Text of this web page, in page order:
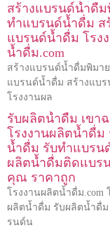
สร้างแบรนด์น้ำดื่
ทำแบรนด์น้ำดื่ม ส
แบรนด์น้ำดื่ม โรง
น้ำดื่ม.com
สร้างแบรนด์น้ำดื่มพิมา
แบรนด์น้ำดื่ม สร้างแบ
โรงงานผล
รับผลิตน้ำดื่ม เขา
โรงงานผลิตน้ำดื่ม
น้ำดื่ม รับทำแบรน
ผลิตน้ำดื่มติดแบร
คุณ ราคาถูก
โรงงานผลิตน้ำดื่ม.com
ผลิตน้ำดื่ม รับผลิตน้ำดื่
รนด์น